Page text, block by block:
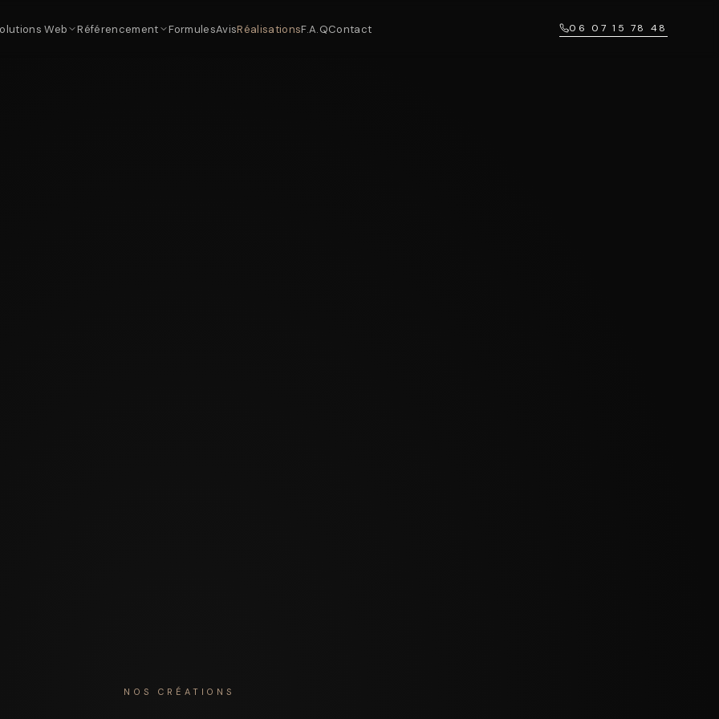
Web Référencement FormulesAvisRéalisationsF.A.QContact 06 07 15 78 48
NOS CRÉATIONS